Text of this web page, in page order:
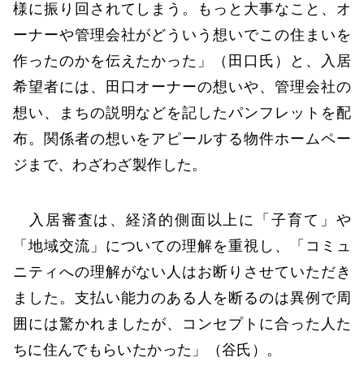
様に振り回されてしまう。もっと大事なこと、オ
ーナーや管理会社がどういう想いでこの住まいを
作ったのかを伝えたかった」（田口氏）と、入居
希望者には、田口オーナーの想いや、管理会社の
想い、まちの説明などを記したパンフレットを配
布。関係者の想いをアピールする物件ホームペー
ジまで、わざわざ製作した。
入居審査は、経済的側面以上に「子育て」や
「地域交流」についての理解を重視し、「コミュ
ニティへの理解がない人はお断りさせていただき
ました。支払い能力のある人を断るのは異例で周
囲には驚かれましたが、コンセプトに合った人た
ちに住んでもらいたかった」（谷氏）。